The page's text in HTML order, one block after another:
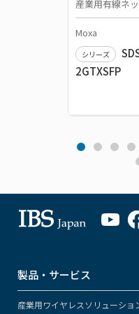
産業用有線ネ
Moxa
シリーズ
2GTXSFP
製品・サービス
産業用ワイヤレスソリューショ